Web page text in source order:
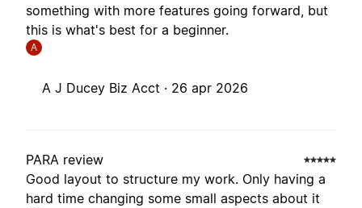
something with more features going forward, but
this is what's best for a beginner.
A
A J Ducey Biz Acct · 26 apr 2026
PARA review
Good layout to structure my work. Only having a
hard time changing some small aspects about it